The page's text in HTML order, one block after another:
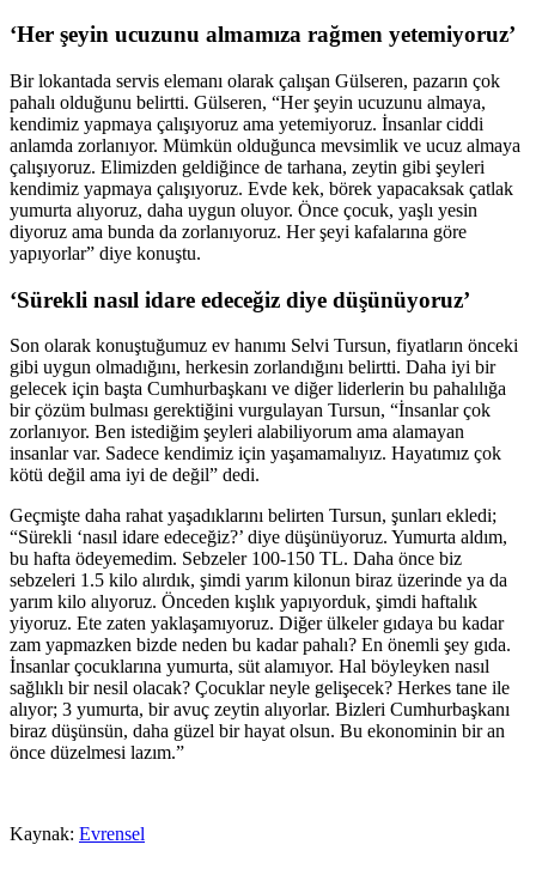
‘Her şeyin ucuzunu almamıza rağmen yetemiyoruz’
Bir lokantada servis elemanı olarak çalışan Gülseren, pazarın çok
pahalı olduğunu belirtti. Gülseren, “Her şeyin ucuzunu almaya,
kendimiz yapmaya çalışıyoruz ama yetemiyoruz. İnsanlar ciddi
anlamda zorlanıyor. Mümkün olduğunca mevsimlik ve ucuz almaya
çalışıyoruz. Elimizden geldiğince de tarhana, zeytin gibi şeyleri
kendimiz yapmaya çalışıyoruz. Evde kek, börek yapacaksak çatlak
yumurta alıyoruz, daha uygun oluyor. Önce çocuk, yaşlı yesin
diyoruz ama bunda da zorlanıyoruz. Her şeyi kafalarına göre
yapıyorlar” diye konuştu.
‘Sürekli nasıl idare edeceğiz diye düşünüyoruz’
Son olarak konuştuğumuz ev hanımı Selvi Tursun, fiyatların önceki
gibi uygun olmadığını, herkesin zorlandığını belirtti. Daha iyi bir
gelecek için başta Cumhurbaşkanı ve diğer liderlerin bu pahalılığa
bir çözüm bulması gerektiğini vurgulayan Tursun, “İnsanlar çok
zorlanıyor. Ben istediğim şeyleri alabiliyorum ama alamayan
insanlar var. Sadece kendimiz için yaşamamalıyız. Hayatımız çok
kötü değil ama iyi de değil” dedi.
Geçmişte daha rahat yaşadıklarını belirten Tursun, şunları ekledi;
“Sürekli ‘nasıl idare edeceğiz?​’ diye düşünüyoruz. Yumurta aldım,
bu hafta ödeyemedim. Sebzeler 100-150 TL. Daha önce biz
sebzeleri 1.5 kilo alırdık, şimdi yarım kilonun biraz üzerinde ya da
yarım kilo alıyoruz. Önceden kışlık yapıyorduk, şimdi haftalık
yiyoruz. Ete zaten yaklaşamıyoruz. Diğer ülkeler gıdaya bu kadar
zam yapmazken bizde neden bu kadar pahalı? En önemli şey gıda.
İnsanlar çocuklarına yumurta, süt alamıyor. Hal böyleyken nasıl
sağlıklı bir nesil olacak? Çocuklar neyle gelişecek? Herkes tane ile
alıyor; 3 yumurta, bir avuç zeytin alıyorlar. Bizleri Cumhurbaşkanı
biraz düşünsün, daha güzel bir hayat olsun. Bu ekonominin bir an
önce düzelmesi lazım.”
Kaynak: Evrensel